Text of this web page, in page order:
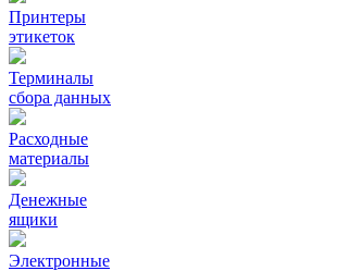
Принтеры
этикеток
Терминалы
сбора данных
Расходные
материалы
Денежные
ящики
Электронные